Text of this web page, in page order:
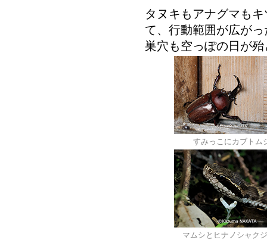
タヌキもアナグマも
て、行動範囲が広が
巣穴も空っぽの日が
すみっこにカブトム
マムシとヒナノシャク